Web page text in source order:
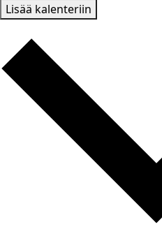
Lisää kalenteriin